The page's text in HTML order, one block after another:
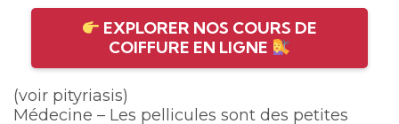
EXPLORER NOS COURS DE
COIFFURE EN LIGNE
(voir pityriasis)
Médecine – Les pellicules sont des petites